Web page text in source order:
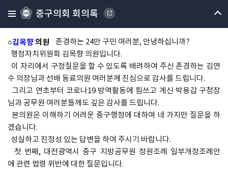
중구의회 회의록
질문하실 순서는 김옥향 의원님, 안형진 의원님 순으로 진행하도
록 하겠습니다.
그럼 먼저 김옥향 의원님 나오셔서 질문하여 주시기 바랍니다.
○김옥향의원 존경하는 24만 구민 여러분, 안녕하십니까?
행정자치위원회 김옥향 의원입니다.
이 자리에서 구정질문을 할 수 있도록 배려하여 주신 존경하는 김연
수 의장님과 선배 동료의원 여러분께 진심으로 감사를 드립니다.
그리고 연초부터 코로나19 방역활동에 힘쓰고 계신 박용갑 구청장
님과 공무원 여러분들께도 깊은 감사를 드립니다.
본의원은 이해하기 어려운 중구행정에 대하여 네 가지만 질문을 하
겠습니다.
성실하고 진정성 있는 답변을 하여 주시기 바랍니다.
첫 번째, 대전광역시 중구 지방공무원 정원조례 일부개정조례안
에 관련 법령 위반에 대한 질문입니다.